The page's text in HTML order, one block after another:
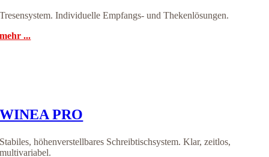
Tresensystem. Individuelle Empfangs- und Thekenlösungen.
mehr ...
WINEA PRO
Stabiles, höhenverstellbares Schreibtischsystem. Klar, zeitlos,
multivariabel.